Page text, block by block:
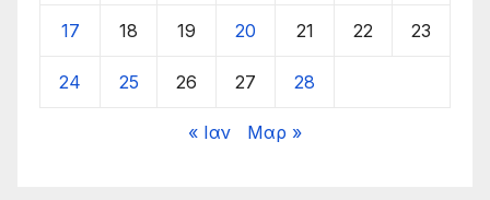
17 18 19 20 21 22 23
24 25 26 27 28
« Ιαν Μαρ »